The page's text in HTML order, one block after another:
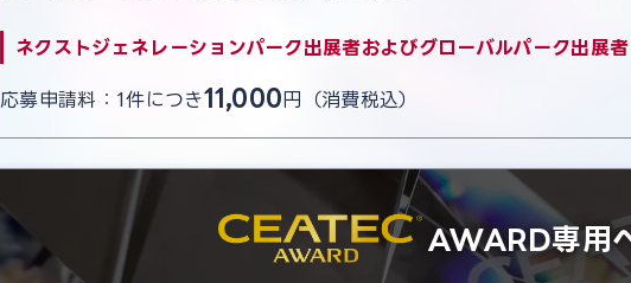
ネクストジェネレーションパーク出展者およびグローバルパーク出展者
応募申請料：1件につき11,000 円（消費税込）
AWARD専用